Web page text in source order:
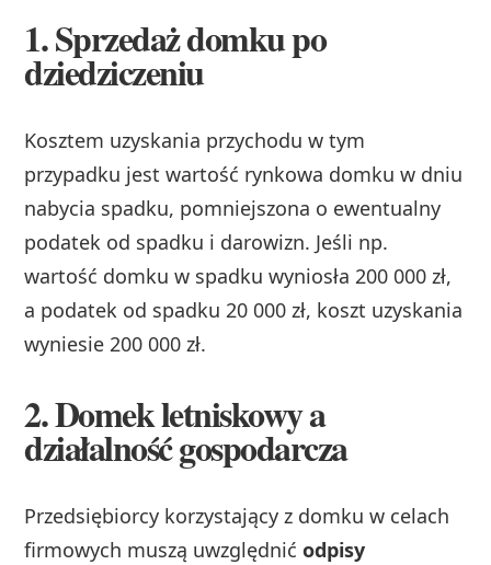
1. Sprzedaż domku po
dziedziczeniu
Kosztem uzyskania przychodu w tym
przypadku jest wartość rynkowa domku w dniu
nabycia spadku, pomniejszona o ewentualny
podatek od spadku i darowizn. Jeśli np.
wartość domku w spadku wyniosła 200 000 zł,
a podatek od spadku 20 000 zł, koszt uzyskania
wyniesie 200 000 zł.
2. Domek letniskowy a
działalność gospodarcza
Przedsiębiorcy korzystający z domku w celach
firmowych muszą uwzględnićodpisy